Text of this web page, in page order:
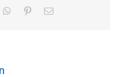
WhatsApp
Pinterest
E-